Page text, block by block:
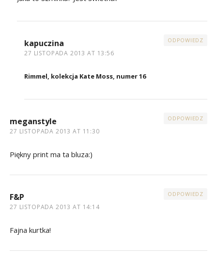
kapuczina
27 LISTOPADA 2013 AT 13:56
ODPOWIEDZ
Rimmel, kolekcja Kate Moss, numer 16
meganstyle
27 LISTOPADA 2013 AT 11:30
ODPOWIEDZ
Piękny print ma ta bluza:)
F&P
27 LISTOPADA 2013 AT 14:14
ODPOWIEDZ
Fajna kurtka!